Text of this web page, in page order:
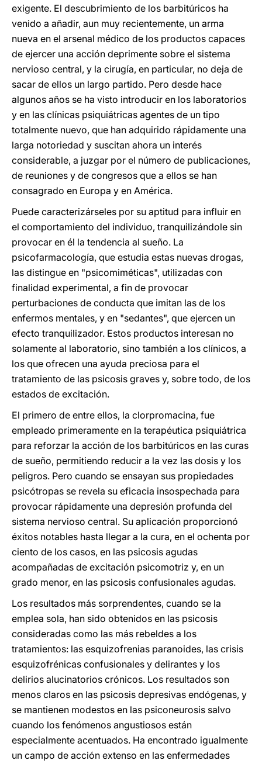
exigente. El descubrimiento de los barbitúricos ha
venido a añadir, aun muy recientemente, un arma
nueva en el arsenal médico de los productos capaces
de ejercer una acción deprimente sobre el sistema
nervioso central, y la cirugía, en particular, no deja de
sacar de ellos un largo partido. Pero desde hace
algunos años se ha visto introducir en los laboratorios
y en las clínicas psiquiátricas agentes de un tipo
totalmente nuevo, que han adquirido rápidamente una
larga notoriedad y suscitan ahora un interés
considerable, a juzgar por el número de publicaciones,
de reuniones y de congresos que a ellos se han
consagrado en Europa y en América.
Puede caracterizárseles por su aptitud para influir en
el comportamiento del individuo, tranquilizándole sin
provocar en él la tendencia al sueño. La
psicofarmacología, que estudia estas nuevas drogas,
las distingue en "psicomiméticas", utilizadas con
finalidad experimental, a fin de provocar
perturbaciones de conducta que imitan las de los
enfermos mentales, y en "sedantes", que ejercen un
efecto tranquilizador. Estos productos interesan no
solamente al laboratorio, sino también a los clínicos, a
los que ofrecen una ayuda preciosa para el
tratamiento de las psicosis graves y, sobre todo, de los
estados de excitación.
El primero de entre ellos, la clorpromacina, fue
empleado primeramente en la terapéutica psiquiátrica
para reforzar la acción de los barbitúricos en las curas
de sueño, permitiendo reducir a la vez las dosis y los
peligros. Pero cuando se ensayan sus propiedades
psicótropas se revela su eficacia insospechada para
provocar rápidamente una depresión profunda del
sistema nervioso central. Su aplicación proporcionó
éxitos notables hasta llegar a la cura, en el ochenta por
ciento de los casos, en las psicosis agudas
acompañadas de excitación psicomotriz y, en un
grado menor, en las psicosis confusionales agudas.
Los resultados más sorprendentes, cuando se la
emplea sola, han sido obtenidos en las psicosis
consideradas como las más rebeldes a los
tratamientos: las esquizofrenias paranoides, las crisis
esquizofrénicas confusionales y delirantes y los
delirios alucinatorios crónicos. Los resultados son
menos claros en las psicosis depresivas endógenas, y
se mantienen modestos en las psiconeurosis salvo
cuando los fenómenos angustiosos están
especialmente acentuados. Ha encontrado igualmente
un campo de acción extenso en las enfermedades